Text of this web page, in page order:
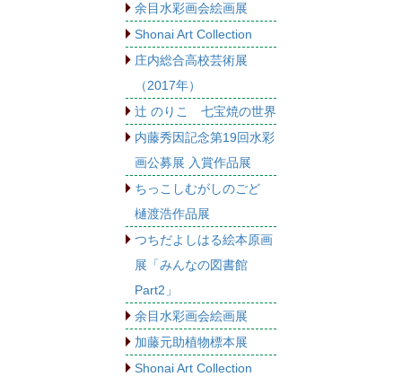
余目水彩画会絵画展
Shonai Art Collection
庄内総合高校芸術展
（2017年）
辻 のりこ 七宝焼の世界
内藤秀因記念第19回水彩
画公募展 入賞作品展
ちっこしむがしのごど
樋渡浩作品展
つちだよしはる絵本原画
展「みんなの図書館
Part2」
余目水彩画会絵画展
加藤元助植物標本展
Shonai Art Collection